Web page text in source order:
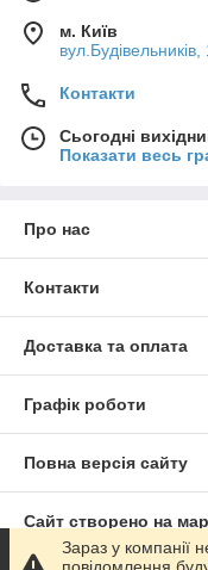
м. Київ
Контакти
Сьогодні
Показати весь
Про нас
Контакти
Доставка та оплата
Графік роботи
Повна версія сайту
Сайт створено на
Зараз у компанії